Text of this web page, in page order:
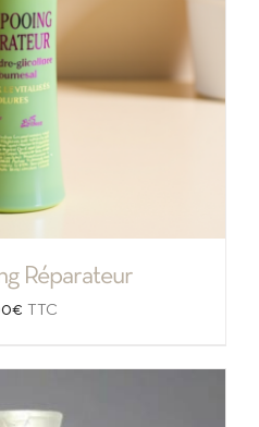
Réparateur
€ TTC